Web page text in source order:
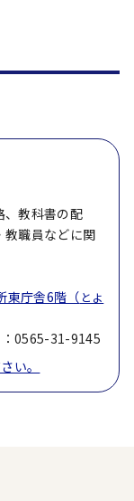
、教科書の配
教職員などに関
東庁舎6階（ とよ
0565-31-9145
い。